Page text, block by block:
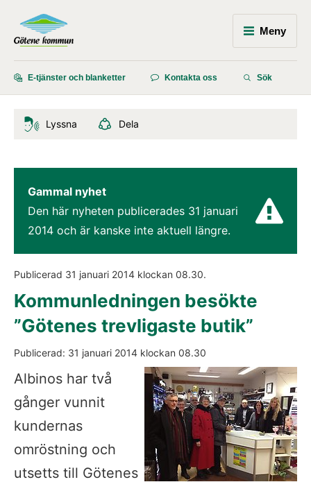
Meny
E-tjänster och blanketter Kontakta oss Sök
Lyssna Dela
Gammal nyhet
Den här nyheten publicerades 31 januari
2014 och är kanske inte aktuell längre.
Publicerad 31 januari 2014 klockan 08.30.
Kommunledningen besökte
”Götenes trevligaste butik”
Publicerad: 31 januari 2014 klockan 08.30
Albinos har två
gånger vunnit
kundernas
omröstning och
utsetts till Götenes